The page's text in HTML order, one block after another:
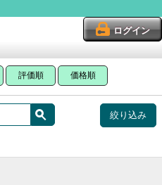
ログイン
評価順 価格順
絞り込み